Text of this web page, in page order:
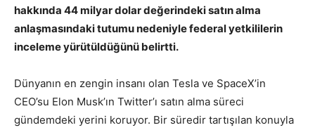
hakkında 44 milyar dolar değerindeki satın alma
anlaşmasındaki tutumu nedeniyle federal yetkililerin
inceleme yürütüldüğünü belirtti.
Dünyanın en zengin insanı olan Tesla ve SpaceX’in
CEO’su Elon Musk’ın Twitter’ı satın alma süreci
gündemdeki yerini koruyor. Bir süredir tartışılan konuyla